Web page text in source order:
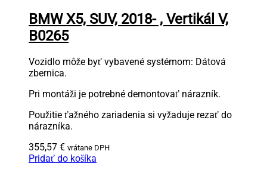
BMW X5, SUV, 2018- , Vertikál V,
B0265
Vozidlo môže byť vybavené systémom: Dátová
zbernica.
Pri montáži je potrebné demontovať nárazník.
Použitie ťažného zariadenia si vyžaduje rezať do
nárazníka.
355,57 € vrátane DPH
Pridať do košíka